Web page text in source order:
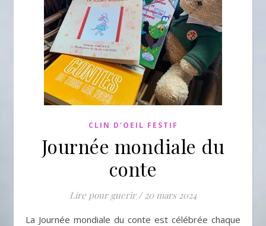
CLIN D'OEIL FESTIF
Journée mondiale du
conte
Lire pour guerir / 20 mars 2024
La Journée mondiale du conte est célébrée chaque